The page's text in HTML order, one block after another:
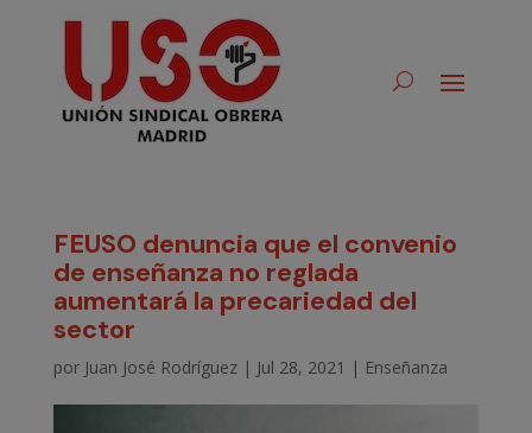
FEUSO denuncia que el convenio
de enseñanza no reglada
aumentará la precariedad del
sector
por Juan José Rodríguez| Jul 28, 2021 | Enseñanza